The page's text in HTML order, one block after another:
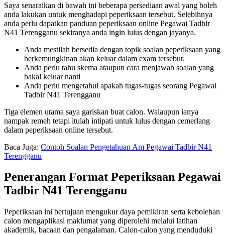
Saya senaraikan di bawah ini beberapa persediaan awal yang boleh
anda lakukan untuk menghadapi peperiksaan tersebut. Selebihnya
anda perlu dapatkan panduan peperiksaan online Pegawai Tadbir
N41 Terengganu sekiranya anda ingin lulus dengan jayanya.
Anda mestilah bersedia dengan topik soalan peperiksaan yang
berkemungkinan akan keluar dalam exam tersebut.
Anda perlu tahu skema ataupun cara menjawab soalan yang
bakal keluar nanti
Anda perlu mengetahui apakah tugas-tugas seorang Pegawai
Tadbir N41 Terengganu
Tiga elemen utama saya gariskan buat calon. Walaupun ianya
nampak remeh tetapi itulah intipati untuk lulus dengan cemerlang
dalam peperiksaan online tersebut.
Baca Juga: Contoh Soalan Pengetahuan Am Pegawai Tadbir N41
Terengganu
Penerangan Format Peperiksaan Pegawai
Tadbir N41 Terengganu
Peperiksaan ini bertujuan mengukur daya pemikiran serta kebolehan
calon mengaplikasi maklumat yang diperolehi melalui latihan
akademik, bacaan dan pengalaman. Calon-calon yang menduduki